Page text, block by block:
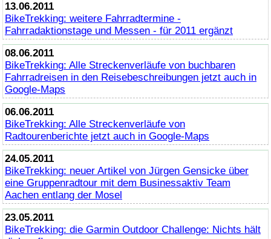
13.06.2011
BikeTrekking: weitere Fahrradtermine -
Fahrradaktionstage und Messen - für 2011 ergänzt
08.06.2011
BikeTrekking: Alle Streckenverläufe von buchbaren
Fahrradreisen in den Reisebeschreibungen jetzt auch in
Google-Maps
06.06.2011
BikeTrekking: Alle Streckenverläufe von
Radtourenberichte jetzt auch in Google-Maps
24.05.2011
BikeTrekking: neuer Artikel von Jürgen Gensicke über
eine Gruppenradtour mit dem Businessaktiv Team
Aachen entlang der Mosel
23.05.2011
BikeTrekking: die Garmin Outdoor Challenge: Nichts hält